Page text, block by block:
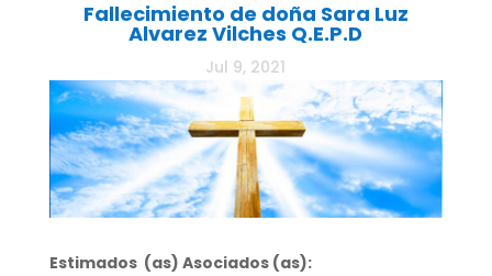
Fallecimiento de doña Sara Luz
Alvarez Vilches Q.E.P.D
Jul 9, 2021
Estimados (as) Asociados (as):